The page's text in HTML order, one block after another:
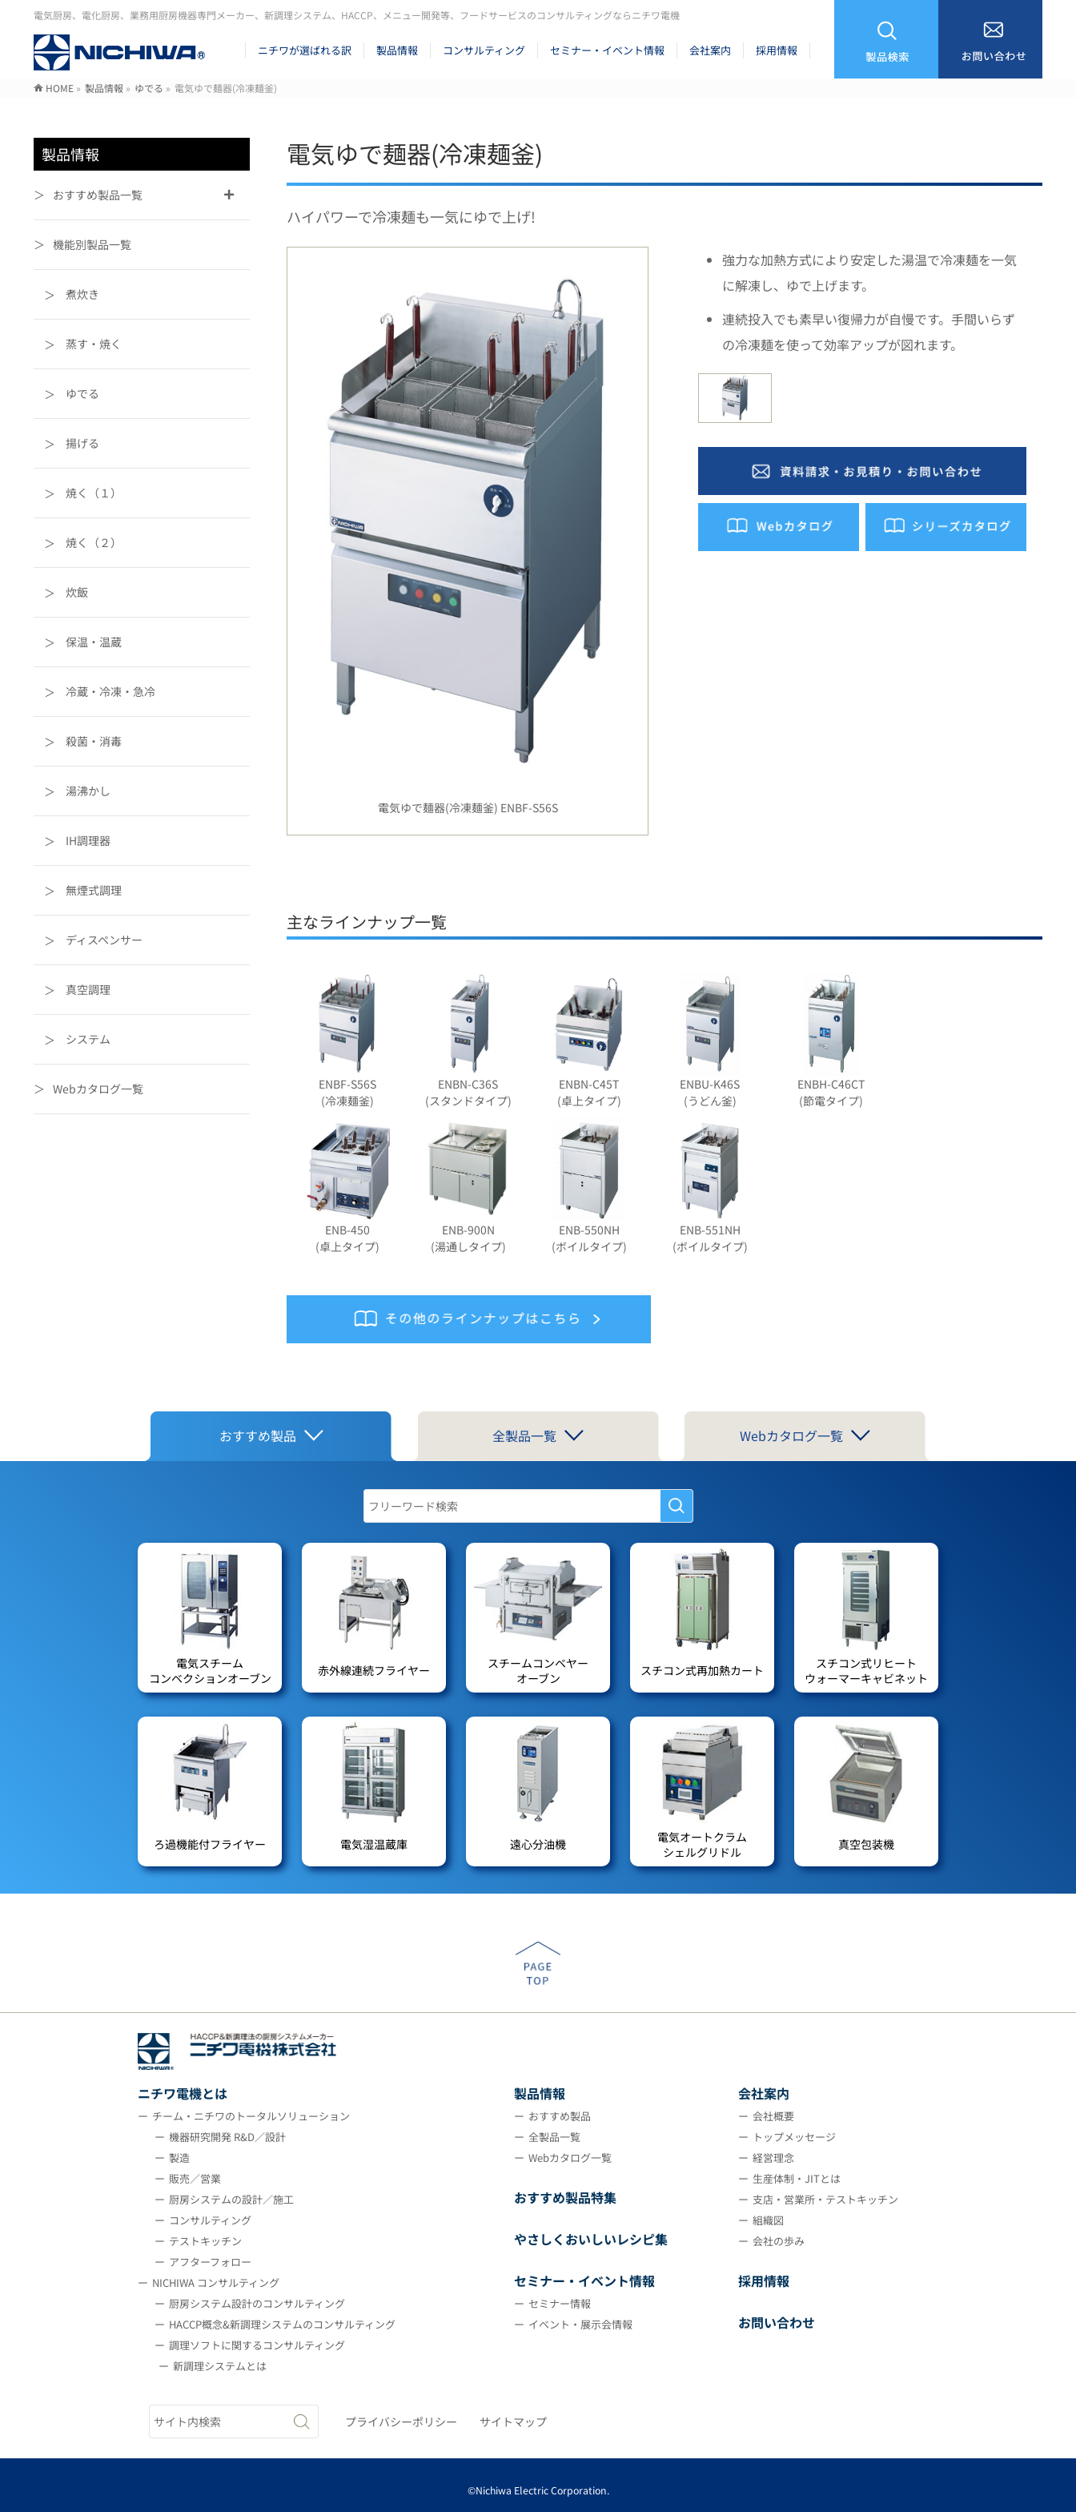
電気厨房、電化厨房、業務用厨房機器専門メーカー、新調理システム、HACCP、メニュー開発等、フードサービスのコンサルティングならニチワ電機
ニチワが選ばれる訳 製品情報 コンサルティング セミナー・イベント情報 会社案内 採用情報
HOME » 製品情報 » ゆでる » 電気ゆで麺器(冷凍麺釜)
電気ゆで麺器(冷凍麺釜)
ハイパワーで冷凍麺も一気にゆで上げ!
電気ゆで麺器(冷凍麺釜) ENBF-S56S
強力な加熱方式により安定した湯温で冷凍麺を一気
に解凍し、ゆで上げます。
連続投入でも素早い復帰力が自慢です。手間いらず
の冷凍麺を使って効率アップが図れます。
主なラインナップ一覧
ENBF-S56S
(冷凍麺釜)
ENBN-C36S
(スタンドタイプ)
ENBN-C45T
(卓上タイプ)
ENBU-K46S
(うどん釜)
ENBH-C46CT
(節電タイプ)
ENB-450
(卓上タイプ)
ENB-900N
(湯通しタイプ)
ENB-550NH
(ボイルタイプ)
ENB-551NH
(ボイルタイプ)
製品情報
おすすめ製品一覧
機能別製品一覧
煮炊き
蒸す・焼く
ゆでる
揚げる
焼く（１）
焼く（２）
炊飯
保温・温蔵
冷蔵・冷凍・急冷
殺菌・消毒
湯沸かし
IH調理器
無煙式調理
ディスペンサー
真空調理
システム
Webカタログ一覧
おすすめ製品 全製品一覧 Webカタログ一覧
電気スチーム
コンベクションオーブン
赤外線連続フライヤー
スチームコンベヤー
オーブン
スチコン式再加熱カート
スチコン式リヒート
ウォーマーキャビネット
ろ過機能付フライヤー 電気湿温蔵庫 遠心分油機
電気オートクラム
シェルグリドル
真空包装機
ニチワ電機とは
チーム・ニチワのトータルソリューション
機器研究開発 R&D／設計
製造
販売／営業
厨房システムの設計／施工
コンサルティング
テストキッチン
アフターフォロー
NICHIWA コンサルティング
厨房システム設計のコンサルティング
HACCP概念&新調理システムのコンサルティング
調理ソフトに関するコンサルティング
新調理システムとは
製品情報
おすすめ製品
全製品一覧
Webカタログ一覧
おすすめ製品特集
やさしくおいしいレシピ集
セミナー・イベント情報
セミナー情報
イベント・展示会情報
会社案内
会社概要
トップメッセージ
経営理念
生産体制・JITとは
支店・営業所・テストキッチン
組織図
会社の歩み
採用情報
お問い合わせ
プライバシーポリシー サイトマップ
©Nichiwa Electric Corporation.